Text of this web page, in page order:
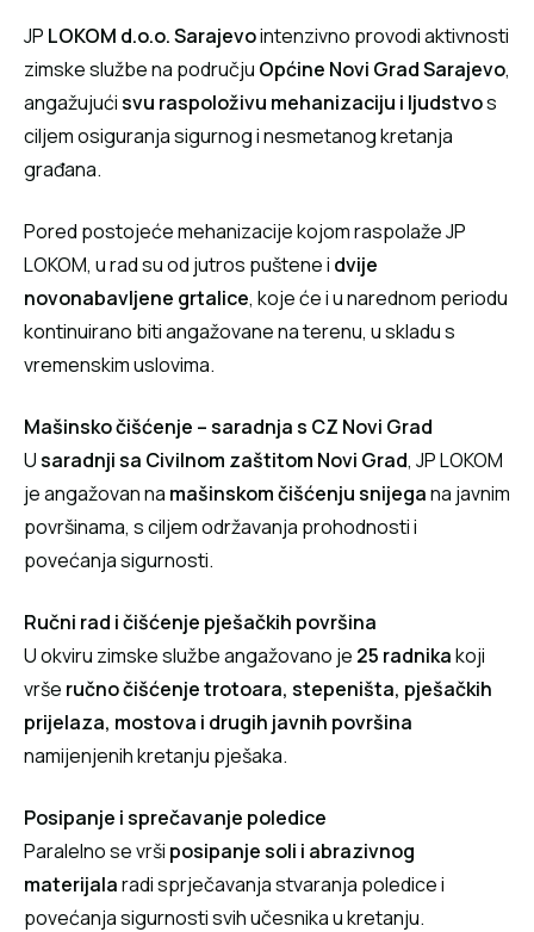
JP LOKOM d.o.o. Sarajevointenzivno provodi aktivnosti
zimske službe na području Općine Novi Grad Sarajevo,
angažujućisvu raspoloživu mehanizaciju i ljudstvos
ciljem osiguranja sigurnog i nesmetanog kretanja
građana.
Pored postojeće mehanizacije kojom raspolaže JP
LOKOM, u rad su od jutros puštene i dvije
novonabavljene grtalice, koje će i u narednom periodu
kontinuirano biti angažovane na terenu, u skladu s
vremenskim uslovima.
Mašinsko čišćenje – saradnja s CZ Novi Grad
Usaradnji sa Civilnom zaštitom Novi Grad, JP LOKOM
je angažovan na mašinskom čišćenju snijegana javnim
površinama, s ciljem održavanja prohodnosti i
povećanja sigurnosti.
Ručni rad i čišćenje pješačkih površina
U okviru zimske službe angažovano je 25 radnikakoji
vrše ručno čišćenje trotoara, stepeništa, pješačkih
prijelaza, mostova i drugih javnih površina
namijenjenih kretanju pješaka.
Posipanje i sprečavanje poledice
Paralelno se vrši posipanje soli i abrazivnog
materijalaradi sprječavanja stvaranja poledice i
povećanja sigurnosti svih učesnika u kretanju.